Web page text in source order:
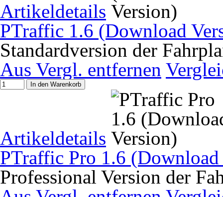
Artikeldetails
PTraffic 1.6 (Download
Standardversion der
Aus Vergl. entfernen
In den Warenkorb
Artikeldetails
PTraffic Pro 1.6 (Download
Professional Version der